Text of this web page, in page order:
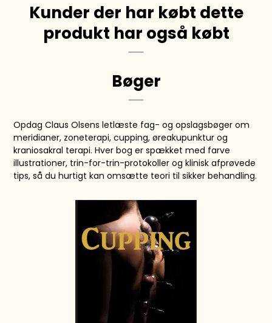
Kunder der har købt dette
produkt har også købt
Bøger
Opdag Claus Olsens letlæste fag- og opslagsbøger om
meridianer, zoneterapi, cupping, øreakupunktur og
kraniosakral terapi. Hver bog er spækket med farve
illustrationer, trin-for-trin-protokoller og klinisk afprøvede
tips, så du hurtigt kan omsætte teori til sikker behandling.